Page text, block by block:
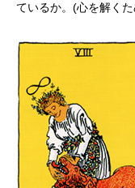
ているか。(心を解くた